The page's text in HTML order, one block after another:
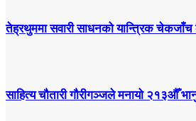
तेह्रथुममा सवारी साधनको यान्त्रिक चेकजाँच
साहित्य चौतारी गौरीगञ्जले मनायो २१३औँ